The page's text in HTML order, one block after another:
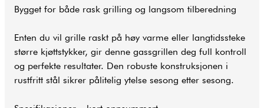
Bygget for både rask grilling og langsom tilberedning
Enten du vil grille raskt på høy varme eller langtidssteke
større kjøttstykker, gir denne gassgrillen deg full kontroll
og perfekte resultater. Den robuste konstruksjonen i
rustfritt stål sikrer pålitelig ytelse sesong etter sesong.